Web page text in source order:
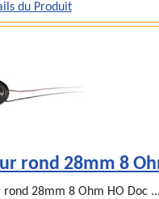
du Produit
rond 28mm 8
28mm 8 Ohm HO Doc